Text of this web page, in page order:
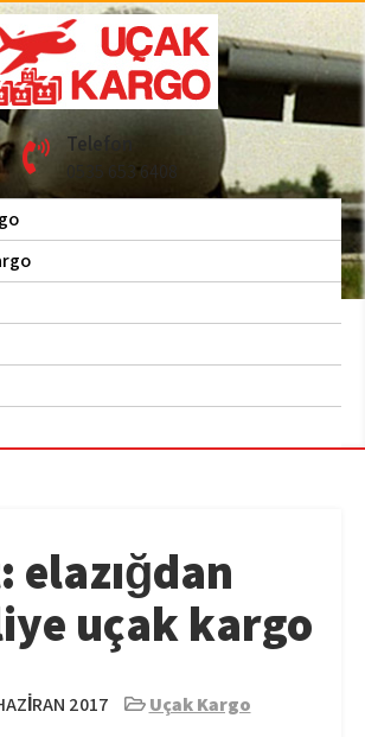
| Acil Kargo
653 6408
Telefon
0535 653 6408
elazığdan
uçak kargo
2017 Uçak Kargo